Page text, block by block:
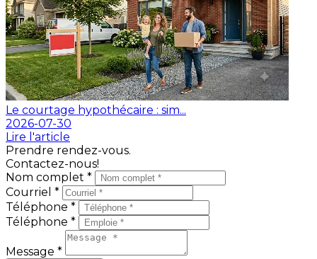
Le courtage hypothécaire : sim...
2026-07-30
Lire l'article
Prendre rendez-vous.
Contactez-nous!
Nom complet *
Courriel *
Téléphone *
Téléphone *
Message *